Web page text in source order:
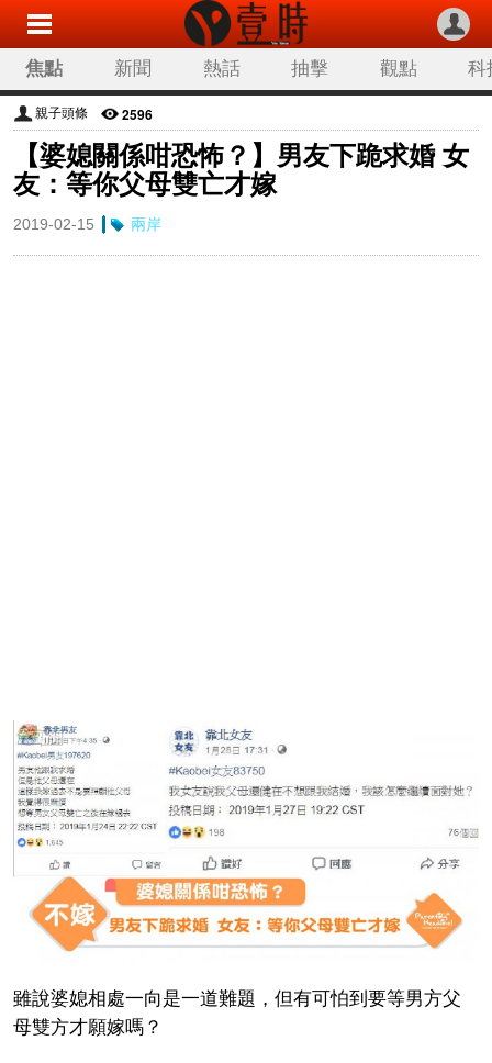
焦點 新聞 熱話 抽擊 觀點 科
親子頭條 2596
【婆媳關係咁恐怖？】男友下跪求婚 女
友：等你父母雙亡才嫁
2019-02-15 兩岸
雖說婆媳相處一向是一道難題，但有可怕到要等男方父
母雙方才願嫁嗎？